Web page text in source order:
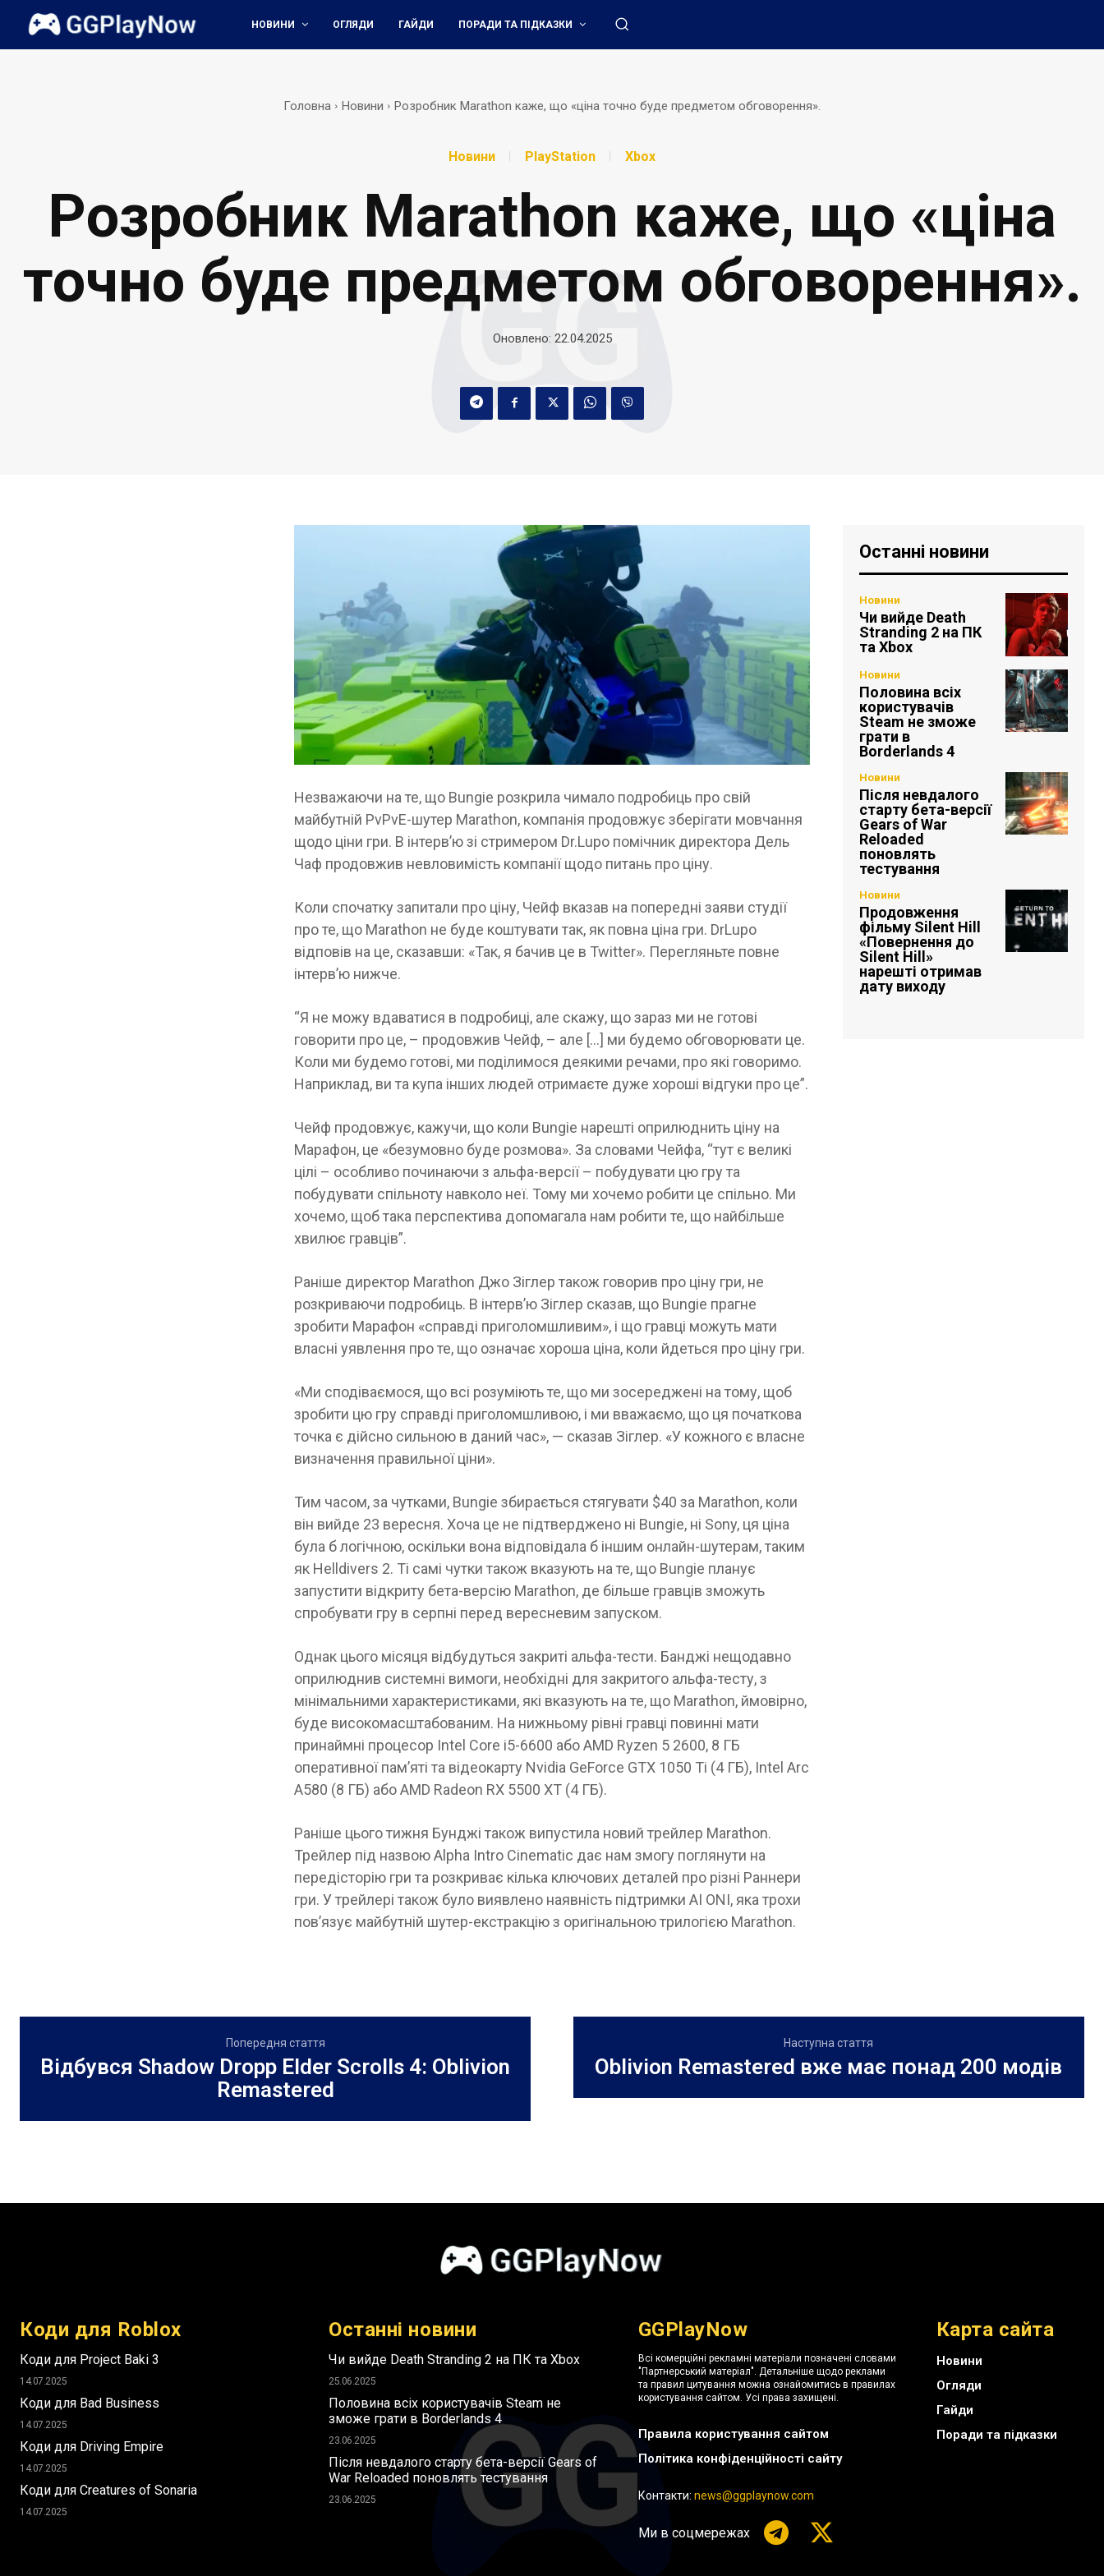
НОВИНИ ОГЛЯДИ ГАЙДИ ПОРАДИ ТА ПІДКАЗКИ
Головна Новини Розробник Marathon каже, що «ціна точно буде предметом обговорення».
Новини PlayStation Xbox
Розробник Marathon каже, що «ціна
точно буде предметом обговорення».
Оновлено: 22.04.2025
Незважаючи на те, що Bungie розкрила чимало подробиць про свій
майбутній PvPvE-шутер Marathon, компанія продовжує зберігати мовчання
щодо ціни гри. В інтерв’ю зі стримером Dr.Lupo помічник директора Дель
Чаф продовжив невловимість компанії щодо питань про ціну.
Коли спочатку запитали про ціну, Чейф вказав на попередні заяви студії
про те, що Marathon не буде коштувати так, як повна ціна гри. DrLupo
відповів на це, сказавши: «Так, я бачив це в Twitter». Перегляньте повне
інтерв’ю нижче.
“Я не можу вдаватися в подробиці, але скажу, що зараз ми не готові
говорити про це, – продовжив Чейф, – але […] ми будемо обговорювати це.
Коли ми будемо готові, ми поділимося деякими речами, про які говоримо.
Наприклад, ви та купа інших людей отримаєте дуже хороші відгуки про це”.
Чейф продовжує, кажучи, що коли Bungie нарешті оприлюднить ціну на
Марафон, це «безумовно буде розмова». За словами Чейфа, “тут є великі
цілі – особливо починаючи з альфа-версії – побудувати цю гру та
побудувати спільноту навколо неї. Тому ми хочемо робити це спільно. Ми
хочемо, щоб така перспектива допомагала нам робити те, що найбільше
хвилює гравців”.
Раніше директор Marathon Джо Зіглер також говорив про ціну гри, не
розкриваючи подробиць. В інтерв’ю Зіглер сказав, що Bungie прагне
зробити Марафон «справді приголомшливим», і що гравці можуть мати
власні уявлення про те, що означає хороша ціна, коли йдеться про ціну гри.
«Ми сподіваємося, що всі розуміють те, що ми зосереджені на тому, щоб
зробити цю гру справді приголомшливою, і ми вважаємо, що ця початкова
точка є дійсно сильною в даний час», — сказав Зіглер. «У кожного є власне
визначення правильної ціни».
Тим часом, за чутками, Bungie збирається стягувати $40 за Marathon, коли
він вийде 23 вересня. Хоча це не підтверджено ні Bungie, ні Sony, ця ціна
була б логічною, оскільки вона відповідала б іншим онлайн-шутерам, таким
як Helldivers 2. Ті самі чутки також вказують на те, що Bungie планує
запустити відкриту бета-версію Marathon, де більше гравців зможуть
спробувати гру в серпні перед вересневим запуском.
Однак цього місяця відбудуться закриті альфа-тести. Банджі нещодавно
оприлюднив системні вимоги, необхідні для закритого альфа-тесту, з
мінімальними характеристиками, які вказують на те, що Marathon, ймовірно,
буде високомасштабованим. На нижньому рівні гравці повинні мати
принаймні процесор Intel Core i5-6600 або AMD Ryzen 5 2600, 8 ГБ
оперативної пам’яті та відеокарту Nvidia GeForce GTX 1050 Ti (4 ГБ), Intel Arc
A580 (8 ГБ) або AMD Radeon RX 5500 XT (4 ГБ).
Раніше цього тижня Бунджі також випустила новий трейлер Marathon.
Трейлер під назвою Alpha Intro Cinematic дає нам змогу поглянути на
передісторію гри та розкриває кілька ключових деталей про різні Раннери
гри. У трейлері також було виявлено наявність підтримки AI ONI, яка трохи
пов’язує майбутній шутер-екстракцію з оригінальною трилогією Marathon.
Останні новини
Новини
Чи вийде Death
Stranding 2 на ПК
та Xbox
Новини
Половина всіх
користувачів
Steam не зможе
грати в
Borderlands 4
Новини
Після невдалого
старту бета-версії
Gears of War
Reloaded
поновлять
тестування
Новини
Продовження
фільму Silent Hill
«Повернення до
Silent Hill»
нарешті отримав
дату виходу
Попередня стаття
Відбувся Shadow Dropp Elder Scrolls 4: Oblivion
Remastered
Наступна стаття
Oblivion Remastered вже має понад 200 модів
Коди для Roblox
Коди для Project Baki 3
14.07.2025
Коди для Bad Business
14.07.2025
Коди для Driving Empire
14.07.2025
Коди для Creatures of Sonaria
14.07.2025
Останні новини
Чи вийде Death Stranding 2 на ПК та Xbox
25.06.2025
Половина всіх користувачів Steam не
зможе грати в Borderlands 4
23.06.2025
Після невдалого старту бета-версії Gears of
War Reloaded поновлять тестування
23.06.2025
GGPlayNow
Всі комерційні рекламні матеріали позначені словами
"Партнерський матеріал". Детальніше щодо реклами
та правил цитування можна ознайомитись в правилах
користування сайтом. Усі права захищені.
Правила користування сайтом
Політика конфіденційності сайту
Контакти: news@ggplaynow.com
Ми в соцмережах
Карта сайта
Новини
Огляди
Гайди
Поради та підказки